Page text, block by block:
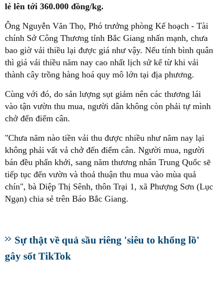
lẻ lên tới 360.000 đồng/kg.
Ông Nguyễn Văn Thọ, Phó trưởng phòng Kế hoạch - Tài
chính Sở Công Thương tỉnh Bắc Giang nhấn mạnh, chưa
bao giờ vải thiều lại được giá như vậy. Nếu tính bình quân
thì giá vải thiều năm nay cao nhất lịch sử kể từ khi vải
thành cây trồng hàng hoá quy mô lớn tại địa phương.
Cùng với đó, do sản lượng sụt giảm nên các thương lái
vào tận vườn thu mua, người dân không còn phải tự mình
chở đến điểm cân.
"Chưa năm nào tiền vải thu được nhiều như năm nay lại
không phải vất vả chở đến điểm cân. Người mua, người
bán đều phấn khởi, sang năm thương nhân Trung Quốc sẽ
tiếp tục đến vườn và thoả thuận thu mua vào mùa quả
chín", bà Diệp Thị Sênh, thôn Trại 1, xã Phượng Sơn (Lục
Ngạn) chia sẻ trên Báo Bắc Giang.
Sự thật về quả sầu riêng 'siêu to khổng lồ'
gây sốt TikTok